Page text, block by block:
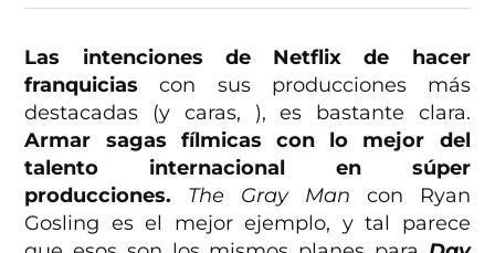
Las intenciones de Netflix de hacer
franquicias con sus producciones más
destacadas (y caras, ), es bastante clara.
Armar sagas fílmicas con lo mejor del
talento internacional en súper
producciones.
The Gray Man con Ryan
Gosling es el mejor ejemplo, y tal parece